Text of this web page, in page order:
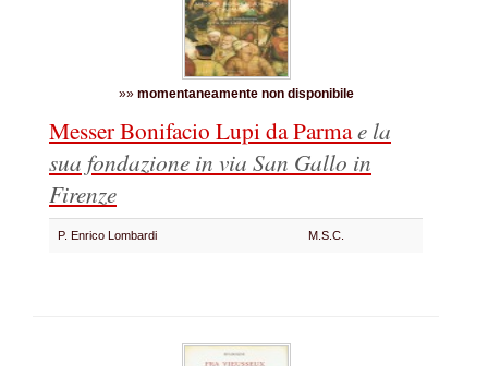
»» momentaneamente non disponibile
Messer Bonifacio Lupi da Parmae la
sua fondazione in via San Gallo in
Firenze
P. Enrico Lombardi M.S.C.